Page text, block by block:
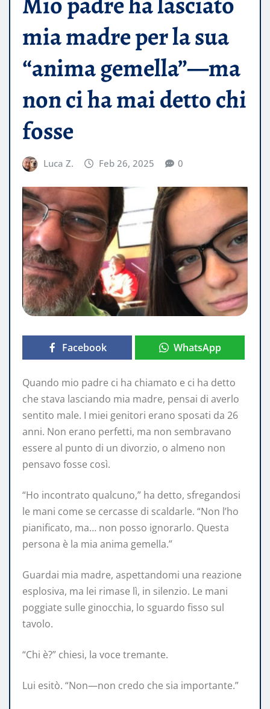
mia madre per la sua
“anima gemella”—ma
non ci ha mai detto chi
fosse
Luca Z. Feb 26, 2025 0
Facebook WhatsApp
Quando mio padre ci ha chiamato e ci ha detto
che stava lasciando mia madre, pensai di averlo
sentito male. I miei genitori erano sposati da 26
anni. Non erano perfetti, ma non sembravano
essere al punto di un divorzio, o almeno non
pensavo fosse così.
“Ho incontrato qualcuno,” ha detto, sfregandosi
le mani come se cercasse di scaldarle. “Non l’ho
pianificato, ma… non posso ignorarlo. Questa
persona è la mia anima gemella.”
Guardai mia madre, aspettandomi una reazione
esplosiva, ma lei rimase lì, in silenzio. Le mani
poggiate sulle ginocchia, lo sguardo fisso sul
tavolo.
“Chi è?” chiesi, la voce tremante.
Lui esitò. “Non—non credo che sia importante.”